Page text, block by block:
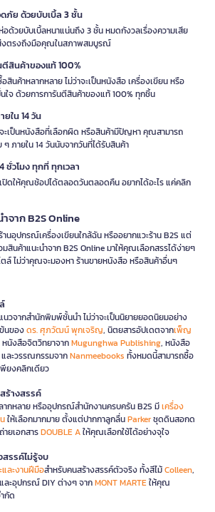
ภัย ด้วยบับเบิ้ล 3 ชั้น
ด้วยบับเบิ้ลหนาแน่นถึง 3 ชั้น หมดกังวลเรื่องความเสีย
งตรงถึงมือคุณในสภาพสมบูรณ์
สินค้าของแท้ 100%
นค้าหลากหลาย ไม่ว่าจะเป็นหนังสือ เครื่องเขียน หรือ
ใจ ด้วยการการันตีสินค้าของแท้ 100% ทุกชิ้น
ใน 14 วัน
จะเป็นหนังสือที่เลือกผิด หรือสินค้ามีปัญหา คุณสามารถ
ภายใน 14 วันนับจากวันที่ได้รับสินค้า
ชั่วโมง ทุกที่ ทุกเวลา
ปิดให้คุณช้อปได้ตลอดวันตลอดคืน อยากได้อะไร แค่คลิก
จาก B2S Online
นอุปกรณ์เครื่องเขียนใกล้ฉัน หรืออยากแวะร้าน B2S แต่
มสินค้าแนะนำจาก B2S Online มาให้คุณเลือกสรรได้ง่ายๆ
ล์ ไม่ว่าคุณจะมองหา ร้านขายหนังสือ หรือสินค้าอื่นๆ
นวจากสำนักพิมพ์ชั้นนำ ไม่ว่าจะเป็นนิยายยอดนิยมอย่าง
นของดร. ศุภวัฒน์ พุกเจริญ, นิตยสารอัปเดตจากเพ็ญ
หนังสือจิตวิทยาจากMugunghwa Publishing, หนังสือ
และวรรณกรรมจากNanmeebooks ทั้งหมดนี้สามารถซื้อ
ยงคลิกเดียว
ร้างสรรค์
กหลาย หรืออุปกรณ์สำนักงานครบครัน B2S มีเครื่อง
ให้เลือกมากมาย ตั้งแต่ปากกาลูกลื่นParkerชุดดินสอกด
ยเอกสารDOUBLE Aให้คุณเลือกใช้ได้อย่างจุใจ
รรค์ไม่รู้จบ
ละงานฝีมือสำหรับคนสร้างสรรค์ตัวจริง ทั้งสีไม้Colleen,
และอุปกรณ์ DIY ต่างๆ จากMONT MARTEให้คุณ
กัด